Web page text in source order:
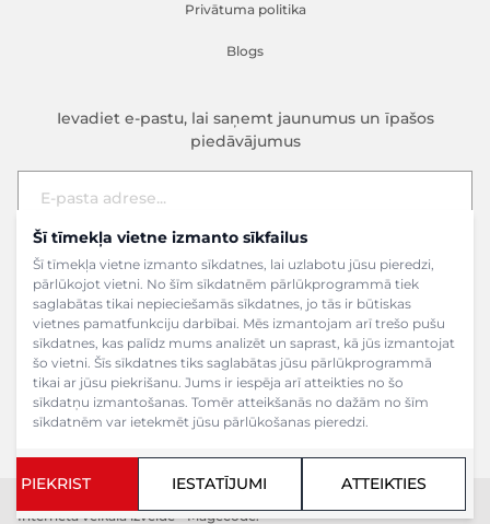
Šī tīmekļa vietne izmanto sīkfailus
Šī tīmekļa vietne izmanto sīkdatnes, lai uzlabotu jūsu pieredzi,
pārlūkojot vietni. No šīm sīkdatnēm pārlūkprogrammā tiek
saglabātas tikai nepieciešamās sīkdatnes, jo tās ir būtiskas
vietnes pamatfunkciju darbībai. Mēs izmantojam arī trešo pušu
sīkdatnes, kas palīdz mums analizēt un saprast, kā jūs izmantojat
šo vietni. Šīs sīkdatnes tiks saglabātas jūsu pārlūkprogrammā
tikai ar jūsu piekrišanu. Jums ir iespēja arī atteikties no šo
sīkdatņu izmantošanas. Tomēr atteikšanās no dažām no šīm
sīkdatnēm var ietekmēt jūsu pārlūkošanas pieredzi.
PIEKRIST IESTATĪJUMI ATTEIKTIES
Privātuma politika
Blogs
Ievadiet e-pastu, lai saņemt jaunumus un īpašos
piedāvājumus
E-pasta adrese
Pieteikties
Interneta veikala izveide - Magecode.